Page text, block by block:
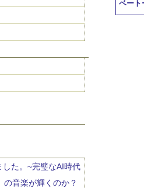
た。~完璧なAI時代
の音楽が輝くのか？
ベート